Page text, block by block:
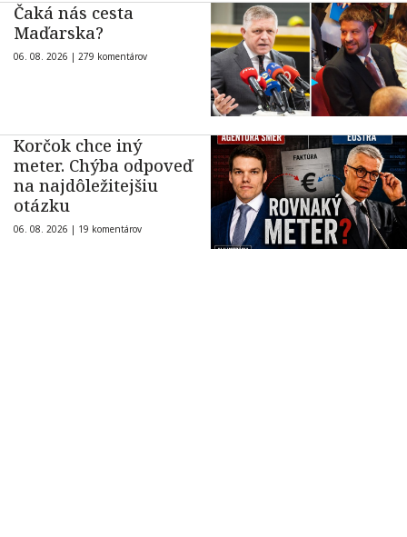
Čaká nás cesta
Maďarska?
06. 08. 2026 | 279 komentárov
Korčok chce iný
meter. Chýba odpoveď
na najdôležitejšiu
otázku
06. 08. 2026 | 19 komentárov